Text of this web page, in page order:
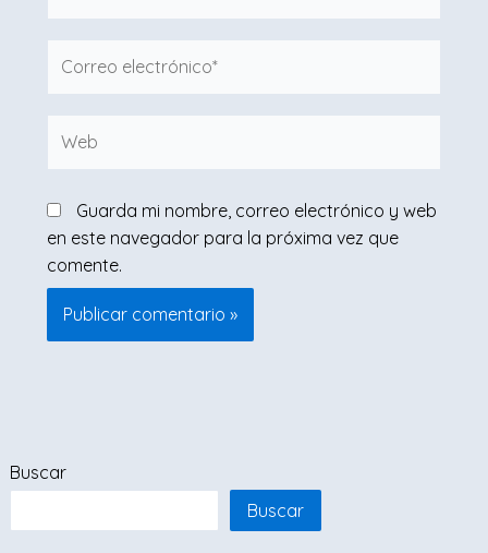
Buscar
Buscar
electrónico*
Guarda mi nombre, correo electrónico y web
en este navegador para la próxima vez que
comente.